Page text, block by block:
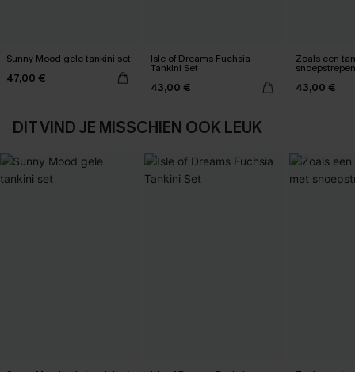
Sunny Mood gele tankini set
47,00 €
Isle of Dreams Fuchsia
Tankini Set
43,00 €
Zoals een
snoepstrepen
43,00 €
DIT VIND JE MISSCHIEN OOK LEUK